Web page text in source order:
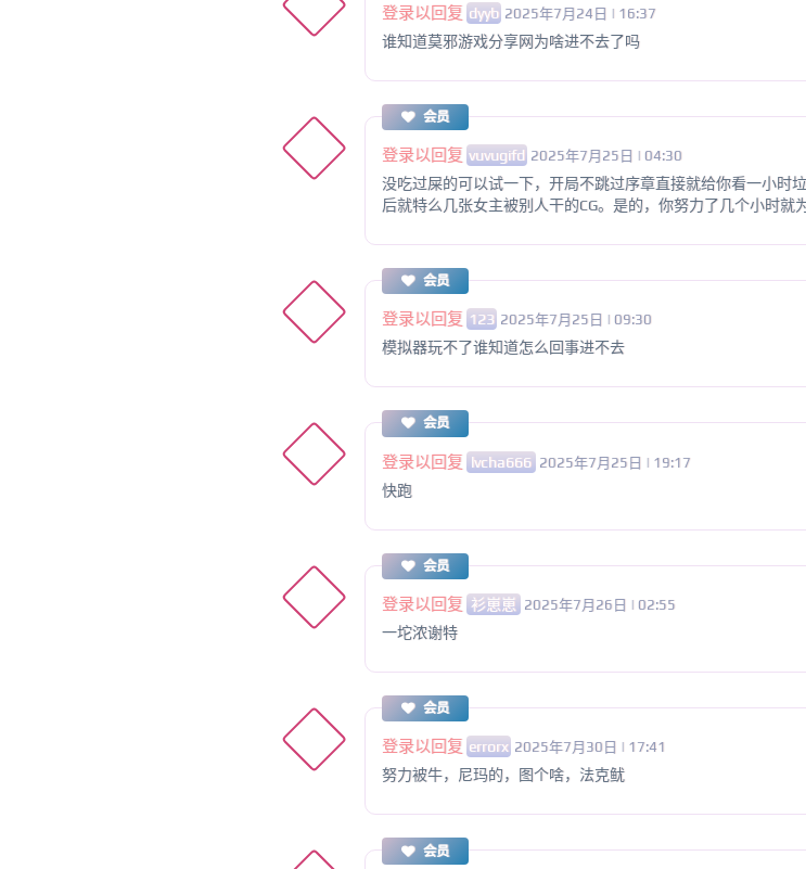
登录以回复 dyyb 2025年7月24日 | 16:37
谁知道莫邪游戏分享网为啥进不去了吗
会员
登录以回复 vuvugifd 2025年7月25日 | 04:30
没吃过屎的可以试一下，开局不跳过序章直接就给你看一小时
后就特么几张女主被别人干的CG。是的，你努力了几个小时就
会员
登录以回复 123 2025年7月25日 | 09:30
模拟器玩不了谁知道怎么回事进不去
会员
登录以回复 lvcha666 2025年7月25日 | 19:17
快跑
会员
登录以回复 衫崽崽 2025年7月26日 | 02:55
一坨浓谢特
会员
登录以回复 errorx 2025年7月30日 | 17:41
努力被牛，尼玛的，图个啥，法克鱿
会员